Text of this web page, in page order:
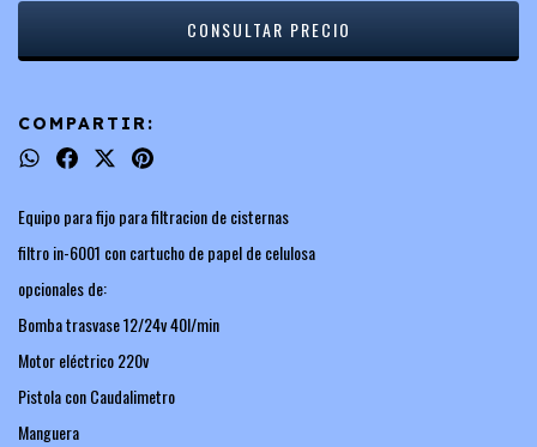
COMPARTIR:
Equipo para fijo para filtracion de cisternas
filtro in-6001 con cartucho de papel de celulosa
opcionales de:
Bomba trasvase 12/24v 40l/min
Motor eléctrico 220v
Pistola con Caudalimetro
Manguera